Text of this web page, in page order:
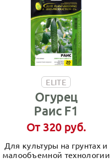
ELITE
Огурец
Раис F1
От 320 руб.
Для культуры на грунтах и
малообъемной технологии